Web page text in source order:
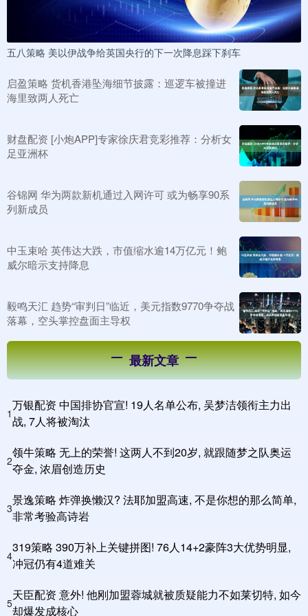
五八策略 美以伊战争给英国央行的下一次降息踩下刹车
启盈策略 货机香港坠海细节披露：巡逻车被撞进
海里致两人死亡
财盘配资 [小炮APP]专家徐庆君竞彩推荐：分析女
足亚洲杯
谷锦网 华为两款新机通过入网许可 或为畅享90系
列新成员
中玉束哈 英伟达大跌，市值缩水逾14万亿元！鲍
威尔暗示支持降息
毅鸣天汇 趋势“审判日”临近，美元指数9770争夺战
落幕，空头掌控盘面主导权
最新文章
1
万银配资 中国排协官宣! 19人名单公布, 吴梦洁领衔主力出
战, 7人将被淘汰
2
领牛策略 无上的荣誉! 这两人不到20岁, 就跟随梦之队奥运
夺金, 浓眉创造历史
3
景逸策略 炸弹换懒汉? 法耶加盟高速, 不是你想的那么简单,
非常考验高诗岩
4
319策略 390万补上关键拼图! 76人14+2豪阵3大优势明显,
冲冠仍有4道难关
5
天臣配资 意外! 他刚加盟蓉城就被质疑能力不如莱切特, 如今
却爆发成核心